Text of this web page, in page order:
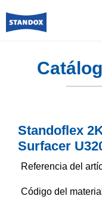
Standoflex
Surfacer
Referencia del
Código del material